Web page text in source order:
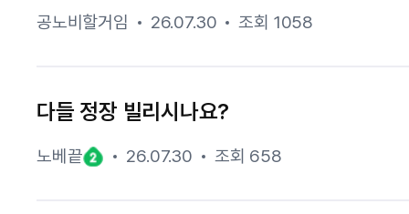
공노비할거임 26.07.30 조회 1058
다들 정장 빌리시나요?
노베끝 26.07.30 조회 658